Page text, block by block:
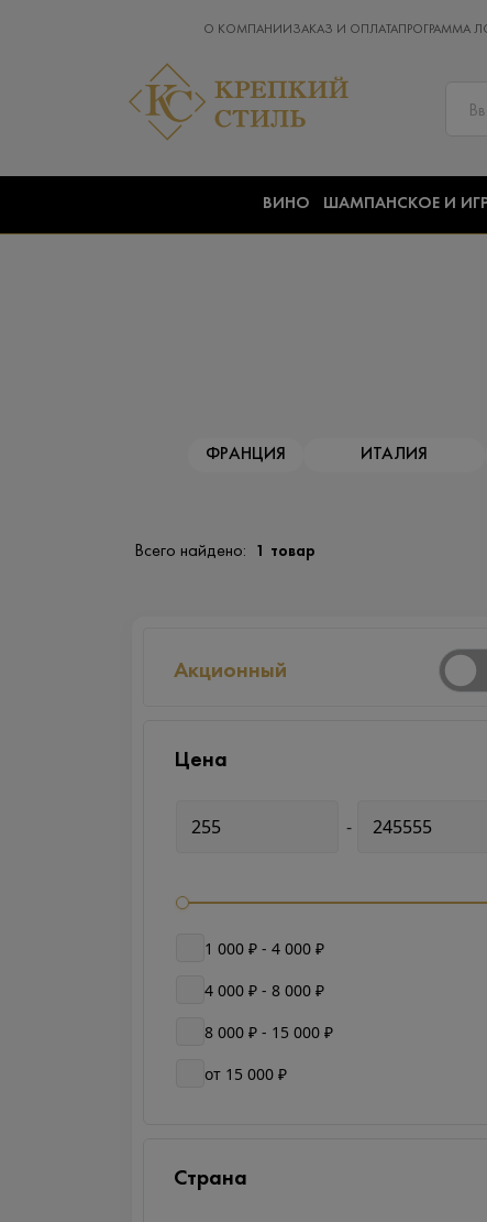
О КОМПАНИИ ЗАКАЗ И ОПЛАТАПРОГРАММА
ВИНО ШАМПАНСКОЕ И
ФРАНЦИЯ ИТАЛИЯ
Всего найдено: 1 товар
Акционный
Цена
-
1 000 ₽ - 4 000 ₽
4 000 ₽ - 8 000 ₽
8 000 ₽ - 15 000 ₽
от 15 000 ₽
Страна